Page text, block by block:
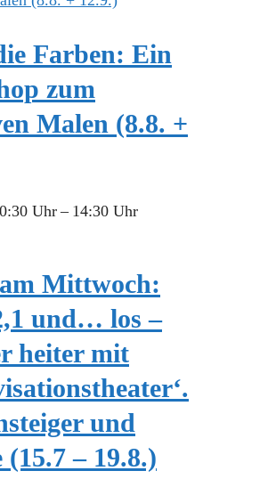
Farben: Ein
zum
Malen (8.8. +
Uhr– 14:30 Uhr
Mittwoch:
und… los –
heiter mit
und
(15.7 – 19.8.)